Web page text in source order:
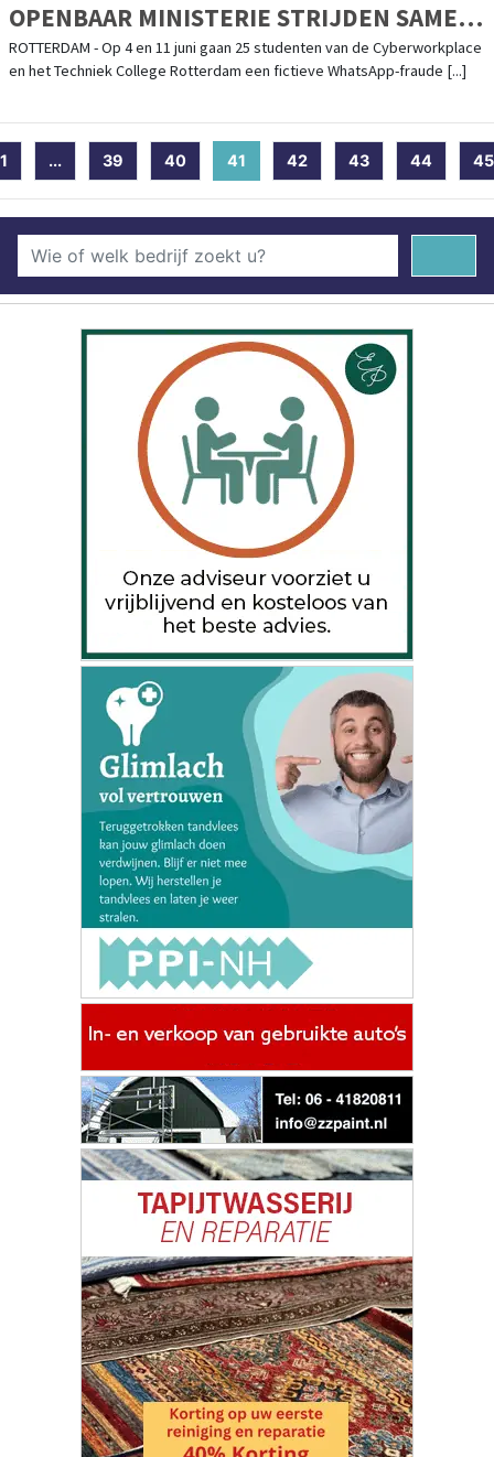
OPENBAAR MINISTERIE STRIJDEN SAMEN
TEGEN WHATSAPP-FRAUDE
ROTTERDAM - Op 4 en 11 juni gaan 25 studenten van de Cyberworkplace
en het Techniek College Rotterdam een fictieve WhatsApp-fraude [...]
1 ... 39 40 41 (current)
42 43 44 45